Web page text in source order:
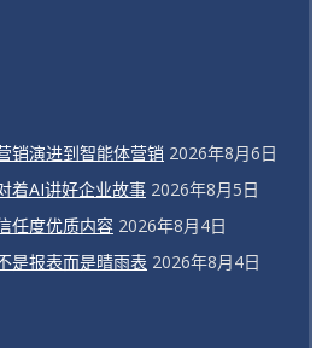
销演进到智能体营销 2026年8月6日
着AI讲好企业故事 2026年8月5日
任度优质内容 2026年8月4日
是报表而是晴雨表 2026年8月4日